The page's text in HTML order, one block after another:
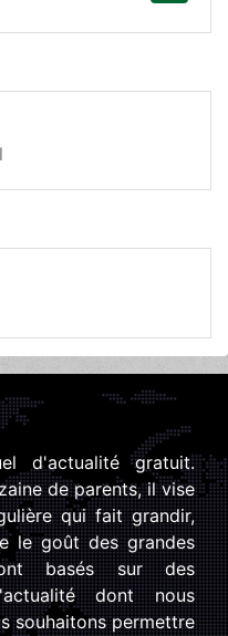
d'actualité gratuit.
de parents, il vise
qui fait grandir,
le goût des grandes
basés sur des
dont nous
souhaitons permettre